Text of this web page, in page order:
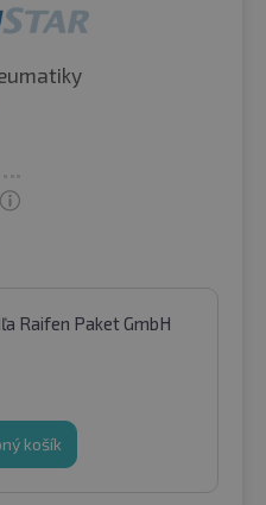
Raifen Paket GmbH
košík